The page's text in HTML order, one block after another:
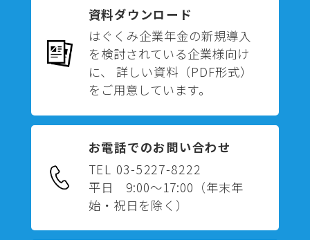
資料ダウンロード
はぐくみ企業年金の新規導入
を検討されている企業様向け
に、 詳しい資料（PDF形式）
をご用意しています。
お電話でのお問い合わせ
TEL 03-5227-8222
平日 9:00～17:00 （年末年
始・祝日を除く）